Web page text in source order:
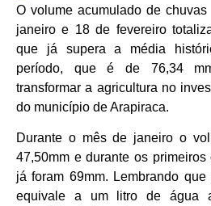
O volume acumulado de
janeiro e 18 de fevereiro
que já supera a média
período, que é de 76,34
transformar a agricultura no
do município de Arapiraca.
Durante o mês de janeiro o
47,50mm e durante os
já foram 69mm. Lembrando
equivale a um litro de água